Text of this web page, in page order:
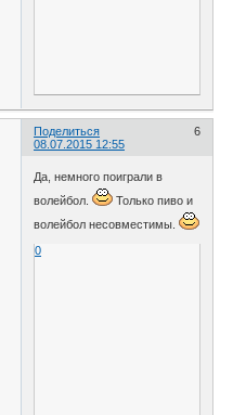
Поделиться
6
08.07.2015 12:55
Да, немного поиграли в
волейбол.
Только пиво и
волейбол несовместимы.
0